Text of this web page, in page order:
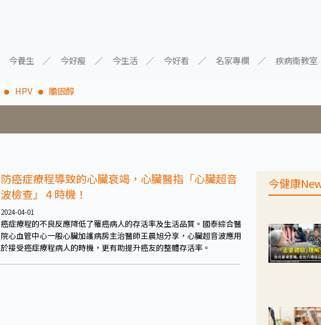
今養生 今好瘦 今生活 今好看 名家專欄 疾病衛教室
HPV 膽固醇
防癌症療程導致的心臟衰竭，心臟醫指「心臟超音
波檢查」４時機！
2024-04-01
癌症療程的不良反應降低了罹癌病人的存活率及生活品質。國泰綜合醫
院心血管中心一般心臟加護病房主治醫師王晨旭分享，心臟超音波應用
於接受癌症療程病人的時機，更有助提升癌友的整體存活率。
今健康